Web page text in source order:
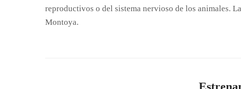
reproductivos o del sistema nervioso de los animales.
Montoya.